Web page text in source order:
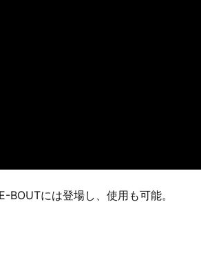
BOUTには登場し、使用も可能。